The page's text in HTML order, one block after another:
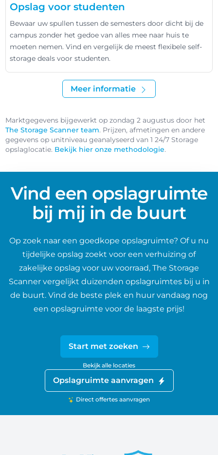
Opslag voor studenten
Bewaar uw spullen tussen de semesters door dicht bij de
campus zonder het gedoe van alles mee naar huis te
moeten nemen. Vind en vergelijk de meest flexibele self-
storage deals voor studenten.
Meer informatie
Marktgegevens bijgewerkt op zondag 2 augustus door het
The Storage Scanner team. Prijzen, afmetingen en andere
gegevens op unitniveau geanalyseerd van 1 24/7 Storage
opslaglocatie. Bekijk hier onze methodologie.
Vind een opslagruimte
bij mij in de buurt
Op zoek naar een goedkope opslagruimte? Of u nu
tijdelijke opslag zoekt voor een verhuizing of
zakelijke opslag voor uw voorraad, The Storage
Scanner vergelijkt duizenden opslagruimtes bij u in
de buurt. Vind de beste plek en huur vandaag nog
een opslagruimte voor de laagste prijs!
Start met zoeken
Bekijk alle locaties
Opslagruimte aanvragen
Direct offertes aanvragen